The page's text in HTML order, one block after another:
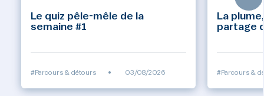
Le quiz pêle-mêle de la
semaine #1
#Parcours & détours • 03/08/2026
La
partage
#Parcours &